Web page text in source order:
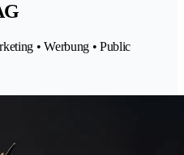
• Werbung • Public